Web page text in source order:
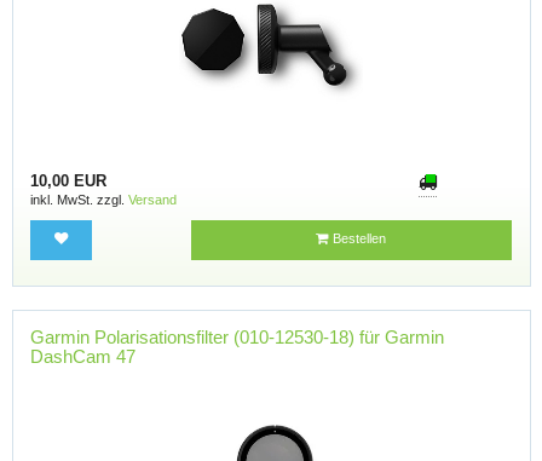
10,00 EUR
inkl. MwSt. zzgl. Versand
Bestellen
Garmin Polarisationsfilter (010-12530-18) für Garmin
DashCam 47